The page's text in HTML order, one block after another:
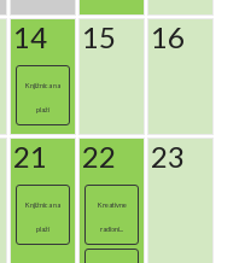
14
Knjižnica na
plaži
15 16
21
Knjižnica na
plaži
22
Kreativne
radioni...
23